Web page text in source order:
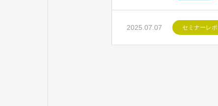
2025.07.07 セミナーレポ